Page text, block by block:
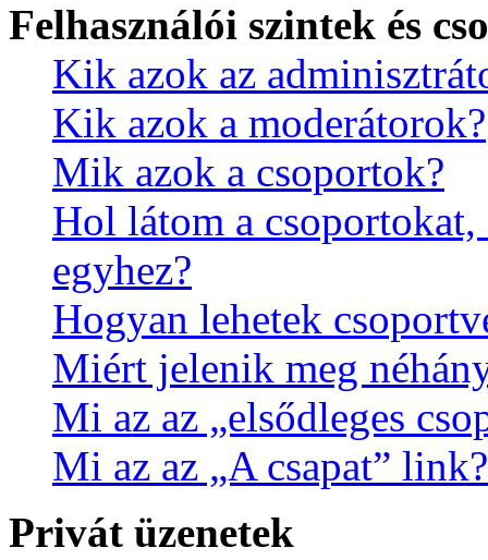
Felhasználói szintek és
Kik azok az
Kik azok a moderátorok?
Mik azok a csoportok?
Hol látom a
egyhez?
Hogyan lehetek
Miért jelenik meg
Mi az az „elsődleges
Mi az az „A csapat” link?
Privát üzenetek